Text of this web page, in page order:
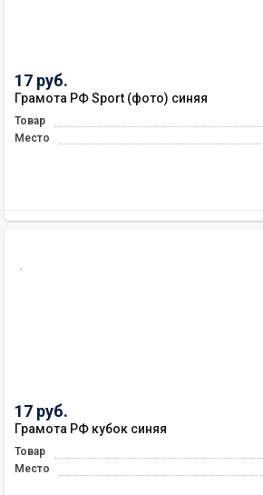
17 руб.
Грамота РФ Sport (фото) синяя
Товар
Место
17 руб.
Грамота РФ кубок синяя
Товар
Место